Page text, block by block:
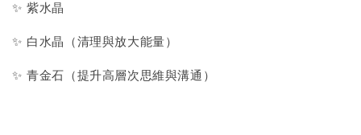
✨ 紫水晶
✨ 白水晶（清理與放大能量）
✨ 青金石（提升高層次思維與溝通）